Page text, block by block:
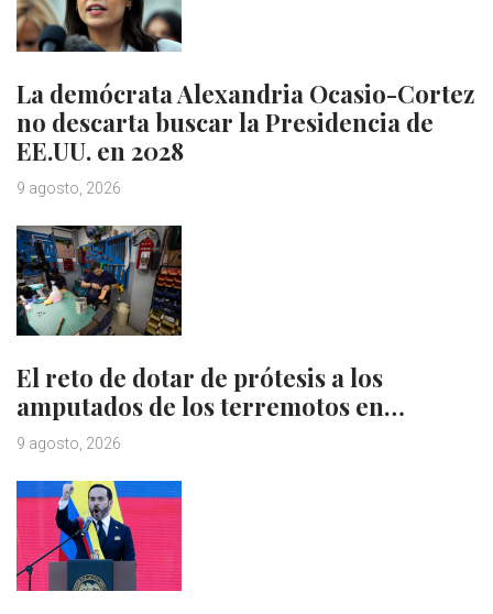
La demócrata Alexandria Ocasio-Cortez
no descarta buscar la Presidencia de
EE.UU. en 2028
9 agosto, 2026
El reto de dotar de prótesis a los
amputados de los terremotos en…
9 agosto, 2026